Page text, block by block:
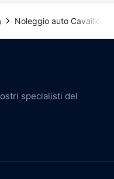
Noleggio auto Cavaillon
specialisti del